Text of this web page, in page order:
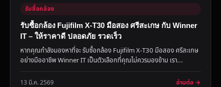
รับซื้อกล้อง
รับซื้อกล้อง Fujifilm X-T30 มือสอง ศรีสะเกษ กับ Winner
IT – ให้ราคาดี ปลอดภัย รวดเร็ว
หากคุณกำลังมองหาที่จะ รับซื้อกล้อง Fujifilm X-T30 มือสอง ศรีสะเกษ
อย่างมืออาชีพ Winner IT เป็นตัวเลือกที่คุณไม่ควรมองข้าม เรา...
13 มี.ค. 2569 อ่านต่อ →